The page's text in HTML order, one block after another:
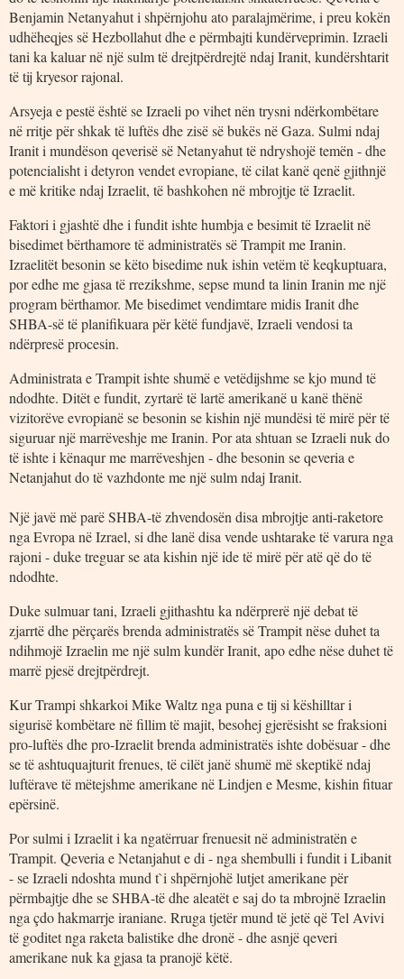
Benjamin Netanyahut i shpërnjohu ato paralajmërime, i preu kokën
udhëheqjes së Hezbollahut dhe e përmbajti kundërveprimin. Izraeli
tani ka kaluar në një sulm të drejtpërdrejtë ndaj Iranit, kundërshtarit
të tij kryesor rajonal.
Arsyeja e pestë është se Izraeli po vihet nën trysni ndërkombëtare
në rritje për shkak të luftës dhe zisë së bukës në Gaza. Sulmi ndaj
Iranit i mundëson qeverisë së Netanyahut të ndryshojë temën - dhe
potencialisht i detyron vendet evropiane, të cilat kanë qenë gjithnjë
e më kritike ndaj Izraelit, të bashkohen në mbrojtje të Izraelit.
Faktori i gjashtë dhe i fundit ishte humbja e besimit të Izraelit në
bisedimet bërthamore të administratës së Trampit me Iranin.
Izraelitët besonin se këto bisedime nuk ishin vetëm të keqkuptuara,
por edhe me gjasa të rrezikshme, sepse mund ta linin Iranin me një
program bërthamor. Me bisedimet vendimtare midis Iranit dhe
SHBA-së të planifikuara për këtë fundjavë, Izraeli vendosi ta
ndërpresë procesin.
Administrata e Trampit ishte shumë e vetëdijshme se kjo mund të
ndodhte. Ditët e fundit, zyrtarë të lartë amerikanë u kanë thënë
vizitorëve evropianë se besonin se kishin një mundësi të mirë për të
siguruar një marrëveshje me Iranin. Por ata shtuan se Izraeli nuk do
të ishte i kënaqur me marrëveshjen - dhe besonin se qeveria e
Netanjahut do të vazhdonte me një sulm ndaj Iranit.
Një javë më parë SHBA-të zhvendosën disa mbrojtje anti-raketore
nga Evropa në Izrael, si dhe lanë disa vende ushtarake të varura nga
rajoni - duke treguar se ata kishin një ide të mirë për atë që do të
ndodhte.
Duke sulmuar tani, Izraeli gjithashtu ka ndërprerë një debat të
zjarrtë dhe përçarës brenda administratës së Trampit nëse duhet ta
ndihmojë Izraelin me një sulm kundër Iranit, apo edhe nëse duhet të
marrë pjesë drejtpërdrejt.
Kur Trampi shkarkoi Mike Waltz nga puna e tij si këshilltar i
sigurisë kombëtare në fillim të majit, besohej gjerësisht se fraksioni
pro-luftës dhe pro-Izraelit brenda administratës ishte dobësuar - dhe
se të ashtuquajturit frenues, të cilët janë shumë më skeptikë ndaj
luftërave të mëtejshme amerikane në Lindjen e Mesme, kishin fituar
epërsinë.
Por sulmi i Izraelit i ka ngatërruar frenuesit në administratën e
Trampit. Qeveria e Netanjahut e di - nga shembulli i fundit i Libanit
- se Izraeli ndoshta mund t`i shpërnjohë lutjet amerikane për
përmbajtje dhe se SHBA-të dhe aleatët e saj do ta mbrojnë Izraelin
nga çdo hakmarrje iraniane. Rruga tjetër mund të jetë që Tel Avivi
të goditet nga raketa balistike dhe dronë - dhe asnjë qeveri
amerikane nuk ka gjasa ta pranojë këtë.